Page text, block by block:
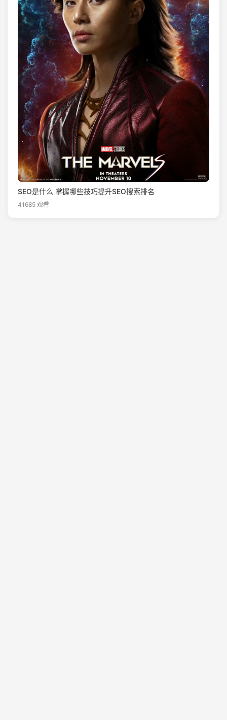
SEO是什么 掌握哪些技巧提升SEO搜索排名
41685 观看